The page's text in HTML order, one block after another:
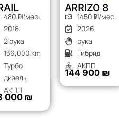
₪/мес.
km
₪
ARRIZO 8
1450 ₪/мес.
2026
рука
Гибрид
АКПП
144 900 ₪